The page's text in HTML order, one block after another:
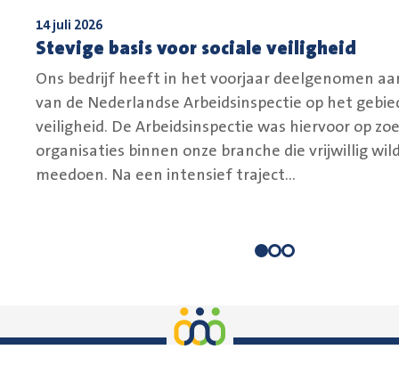
Stevige basis voor sociale veiligheid
14 juli 2026
Ons bedrijf heeft in het voorjaar deelgenomen
van de Nederlandse Arbeidsinspectie op het
veiligheid. De Arbeidsinspectie was hiervoor op
organisaties binnen onze branche die vrijwillig
meedoen. Na een intensief traject...